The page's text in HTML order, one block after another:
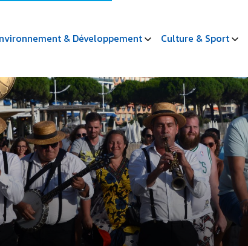
& Développement Culture & Sport